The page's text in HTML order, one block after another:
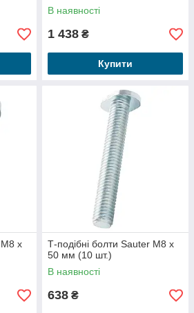
В наявності
1 438 ₴
Купити
x
Т-подібні болти Sauter M8 x
50 мм (10 шт.)
В наявності
638 ₴